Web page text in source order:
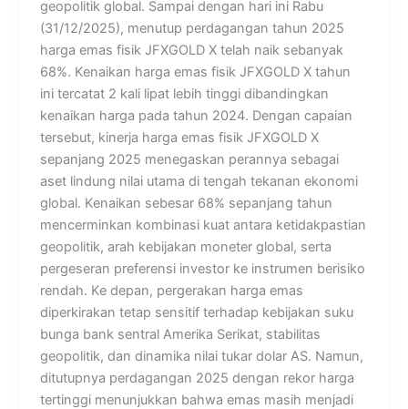
geopolitik global. Sampai dengan hari ini Rabu
(31/12/2025), menutup perdagangan tahun 2025
harga emas fisik JFXGOLD X telah naik sebanyak
68%. Kenaikan harga emas fisik JFXGOLD X tahun
ini tercatat 2 kali lipat lebih tinggi dibandingkan
kenaikan harga pada tahun 2024. Dengan capaian
tersebut, kinerja harga emas fisik JFXGOLD X
sepanjang 2025 menegaskan perannya sebagai
aset lindung nilai utama di tengah tekanan ekonomi
global. Kenaikan sebesar 68% sepanjang tahun
mencerminkan kombinasi kuat antara ketidakpastian
geopolitik, arah kebijakan moneter global, serta
pergeseran preferensi investor ke instrumen berisiko
rendah. Ke depan, pergerakan harga emas
diperkirakan tetap sensitif terhadap kebijakan suku
bunga bank sentral Amerika Serikat, stabilitas
geopolitik, dan dinamika nilai tukar dolar AS. Namun,
ditutupnya perdagangan 2025 dengan rekor harga
tertinggi menunjukkan bahwa emas masih menjadi